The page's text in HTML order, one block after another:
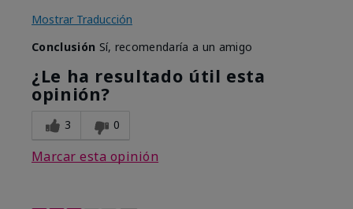
Mostrar Traducción
Conclusión Sí, recomendaría a un amigo
¿Le ha resultado útil esta
opinión?
3 0
Marcar esta opinión